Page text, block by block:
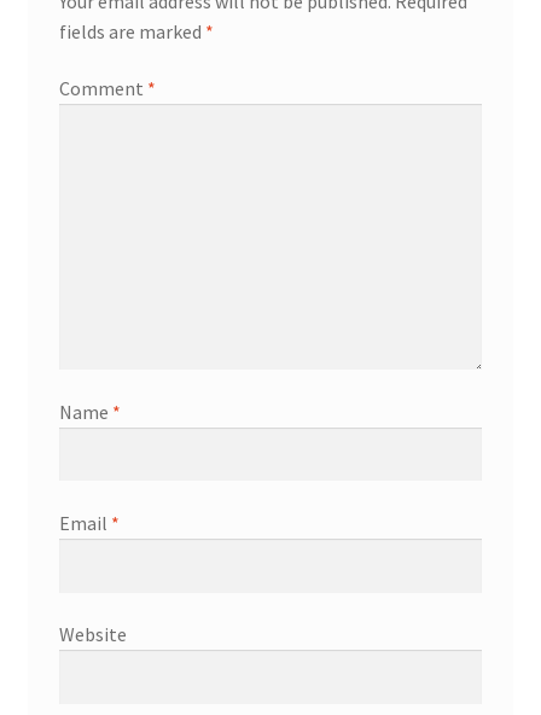
fields are marked *
Comment *
Name *
Email *
Website